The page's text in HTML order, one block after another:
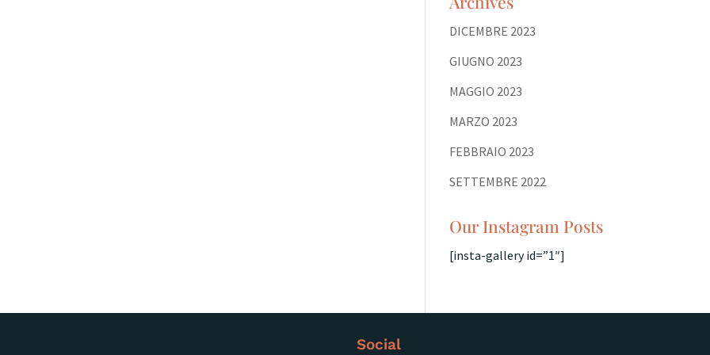
DICEMBRE 2023
GIUGNO 2023
MAGGIO 2023
MARZO 2023
FEBBRAIO 2023
SETTEMBRE 2022
Our Instagram Posts
[insta-gallery id=”1″]
Social